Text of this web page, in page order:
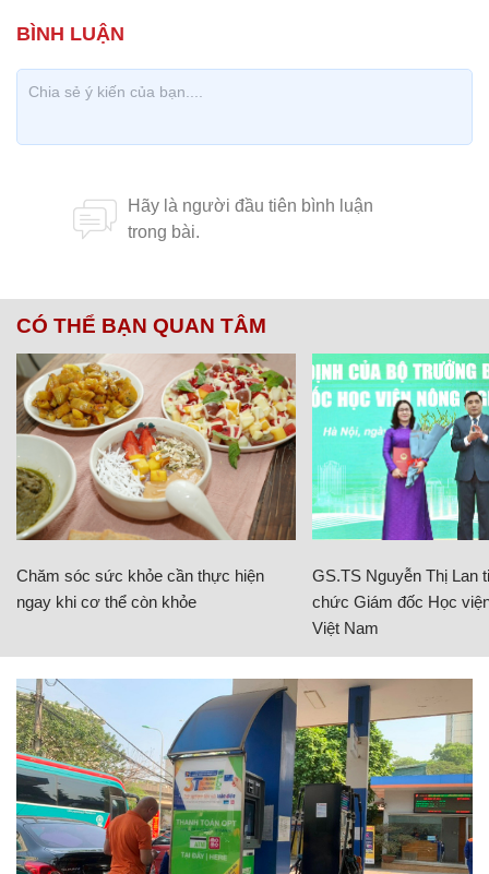
CÓ THỂ BẠN QUAN TÂM
Chăm sóc sức khỏe cần thực hiện
ngay khi cơ thể còn khỏe
GS.TS Nguyễn Thị Lan
chức Giám đốc Học
Việt Nam